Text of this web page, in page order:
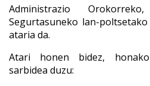
Administrazio
Segurtasuneko lan-
ataria da.
Atari honen bidez,
sarbidea duzu: